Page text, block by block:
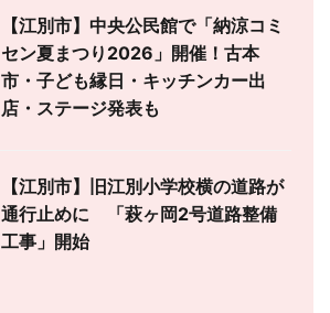
【江別市】中央公民館で「納涼コミ
セン夏まつり2026」開催！古本
市・子ども縁日・キッチンカー出
店・ステージ発表も
【江別市】旧江別小学校横の道路が
通行止めに 「萩ヶ岡2号道路整備
工事」開始